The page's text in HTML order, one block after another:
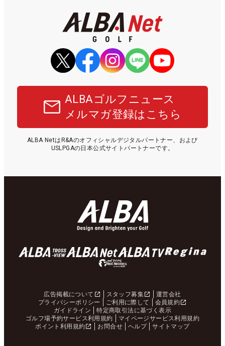
ALBAゴルフニュース
メルマガ登録はこちら
ALBA NetはR&Aのオフィシャルデジタルパートナー、および
USLPGAの日本公式サイトパートナーです。
広告掲載について スタッフ募集
運営会社
プライバシーポリシー
ご利用に際して
会員規約
ガイドライン
特定商取引法に基づく表示
ゴルフ場予約サービス利用規約
マイページサービス利用規約
ポイント利用規約
お問合せ ヘルプ サイトマップ